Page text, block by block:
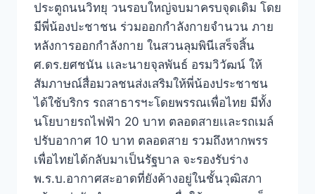
ประตูถนนวิทยุ วนรอบใหญ่จบมาครบจุดเดิม โดย
มีพี่น้องปะชาชน ร่วมออกกำลังกายจำนวน ภาย
หลังการออกกำลังกาย ในสวนลุมพินีเสร็จสิ้น
ศ.ดร.ยศชนัน เเละนายจุลพันธ์ อรมวิวัฒน์ ให้
สัมภาษณ์สื่อมวลชนส่งเสริมให้พี่น้องประชาชน
ได้ใช้บริกร รถสาธารฯะโดยพรรณเพื่อไทย มีทั้ง
นโยบายรถไฟฟ้า 20 บาท ตลอดสายเเละรถเมล์
ปรับอากาศ 10 บาท ตลอดสาย รวมถึงหากพรร
เพื่อไทยได้กลับมาเป็นรัฐบาล จะรองรับร่าง
พ.ร.บ.อากาศสะอาดที่ยังค้างอยู่ในชั้นวุฒิสภา